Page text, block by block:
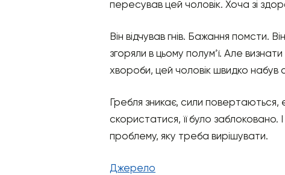
пересував цей чоловік. Хоча зі
Він відчував гнів. Бажання помсти.
згоряли в цьому полум’ї. Але визнати
хвороби, цей чоловік швидко набув
Гребля зникає, сили
скористатися, її було заблоковано.
проблему, яку треба вирішувати.
Джерело